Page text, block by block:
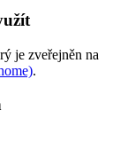
je zveřejněn na
.